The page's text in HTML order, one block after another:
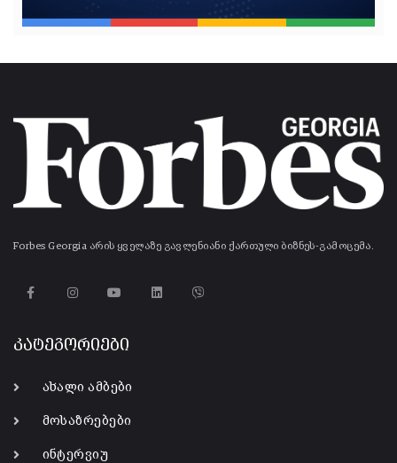
Forbes Georgia არის ყველაზე გავლენიანი ქართული ბიზნეს-გამოცემა.
კატეგორიები
ახალი ამბები
მოსაზრებები
ინტერვიუ